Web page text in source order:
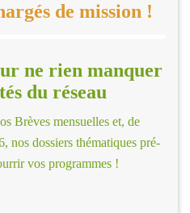
de mission !
ne rien manquer
du réseau
Brèves mensuelles et, de
nos dossiers thématiques pré-
vos programmes !